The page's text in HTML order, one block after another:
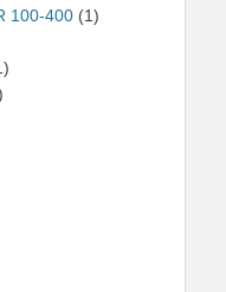
100-400 (1)